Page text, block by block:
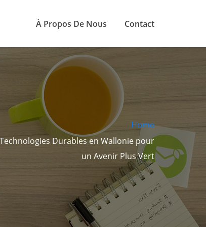
À Propos De Nous Contact
Home
Durables en Wallonie pour
un Avenir Plus Vert